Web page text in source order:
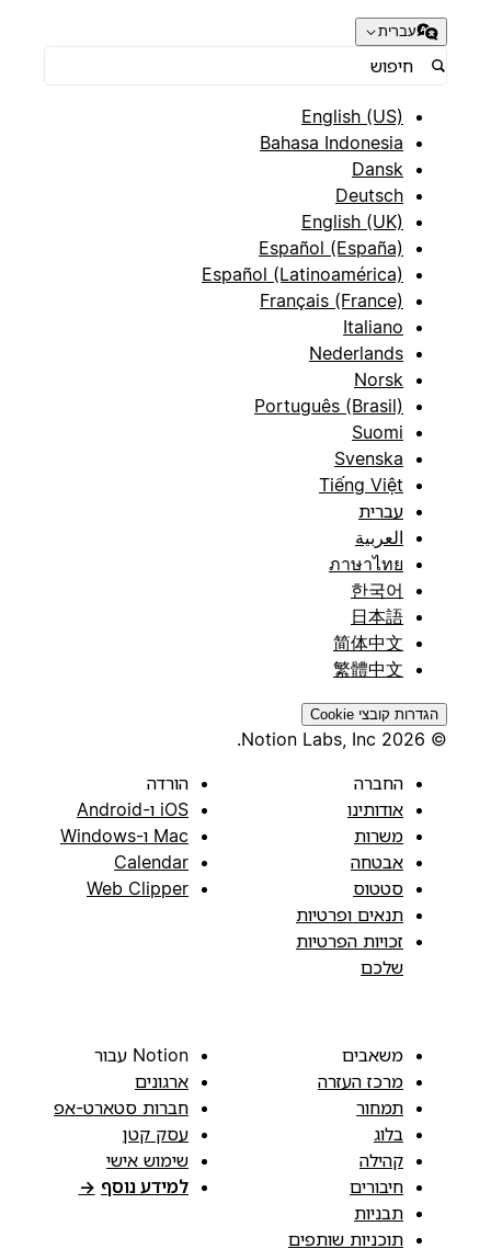
עברית
English (US)
Bahasa Indonesia
Dansk
Deutsch
English (UK)
Español (España)
Español (Latinoamérica)
Français (France)
Italiano
Nederlands
Norsk
Português (Brasil)
Suomi
Svenska
Tiếng Việt
עברית
العربية
ภาษาไทย
한국어
日本語
简体中文
繁體中文
הגדרות קובצי Cookie
החברה
אודותינו
משרות
אבטחה
סטטוס
תנאים ופרטיות
זכויות הפרטיות
שלכם
הורדה
iOS ו-Android
Mac ו-Windows
Calendar
Web Clipper
משאבים
מרכז העזרה
תמחור
בלוג
קהילה
חיבורים
תבניות
תוכניות שותפים
Notion עבור
ארגונים
חברות סטארט-אפ
עסק קטן
שימוש אישי
למידע נוסף →